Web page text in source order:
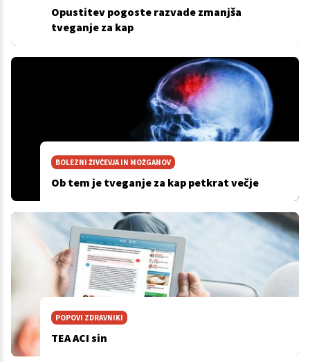
Opustitev pogoste razvade zmanjša
tveganje za kap
BOLEZNI ŽIVČEVJA IN MOŽGANOV
Ob tem je tveganje za kap petkrat večje
POPOVI ZDRAVNIKI
TEA ACI sin